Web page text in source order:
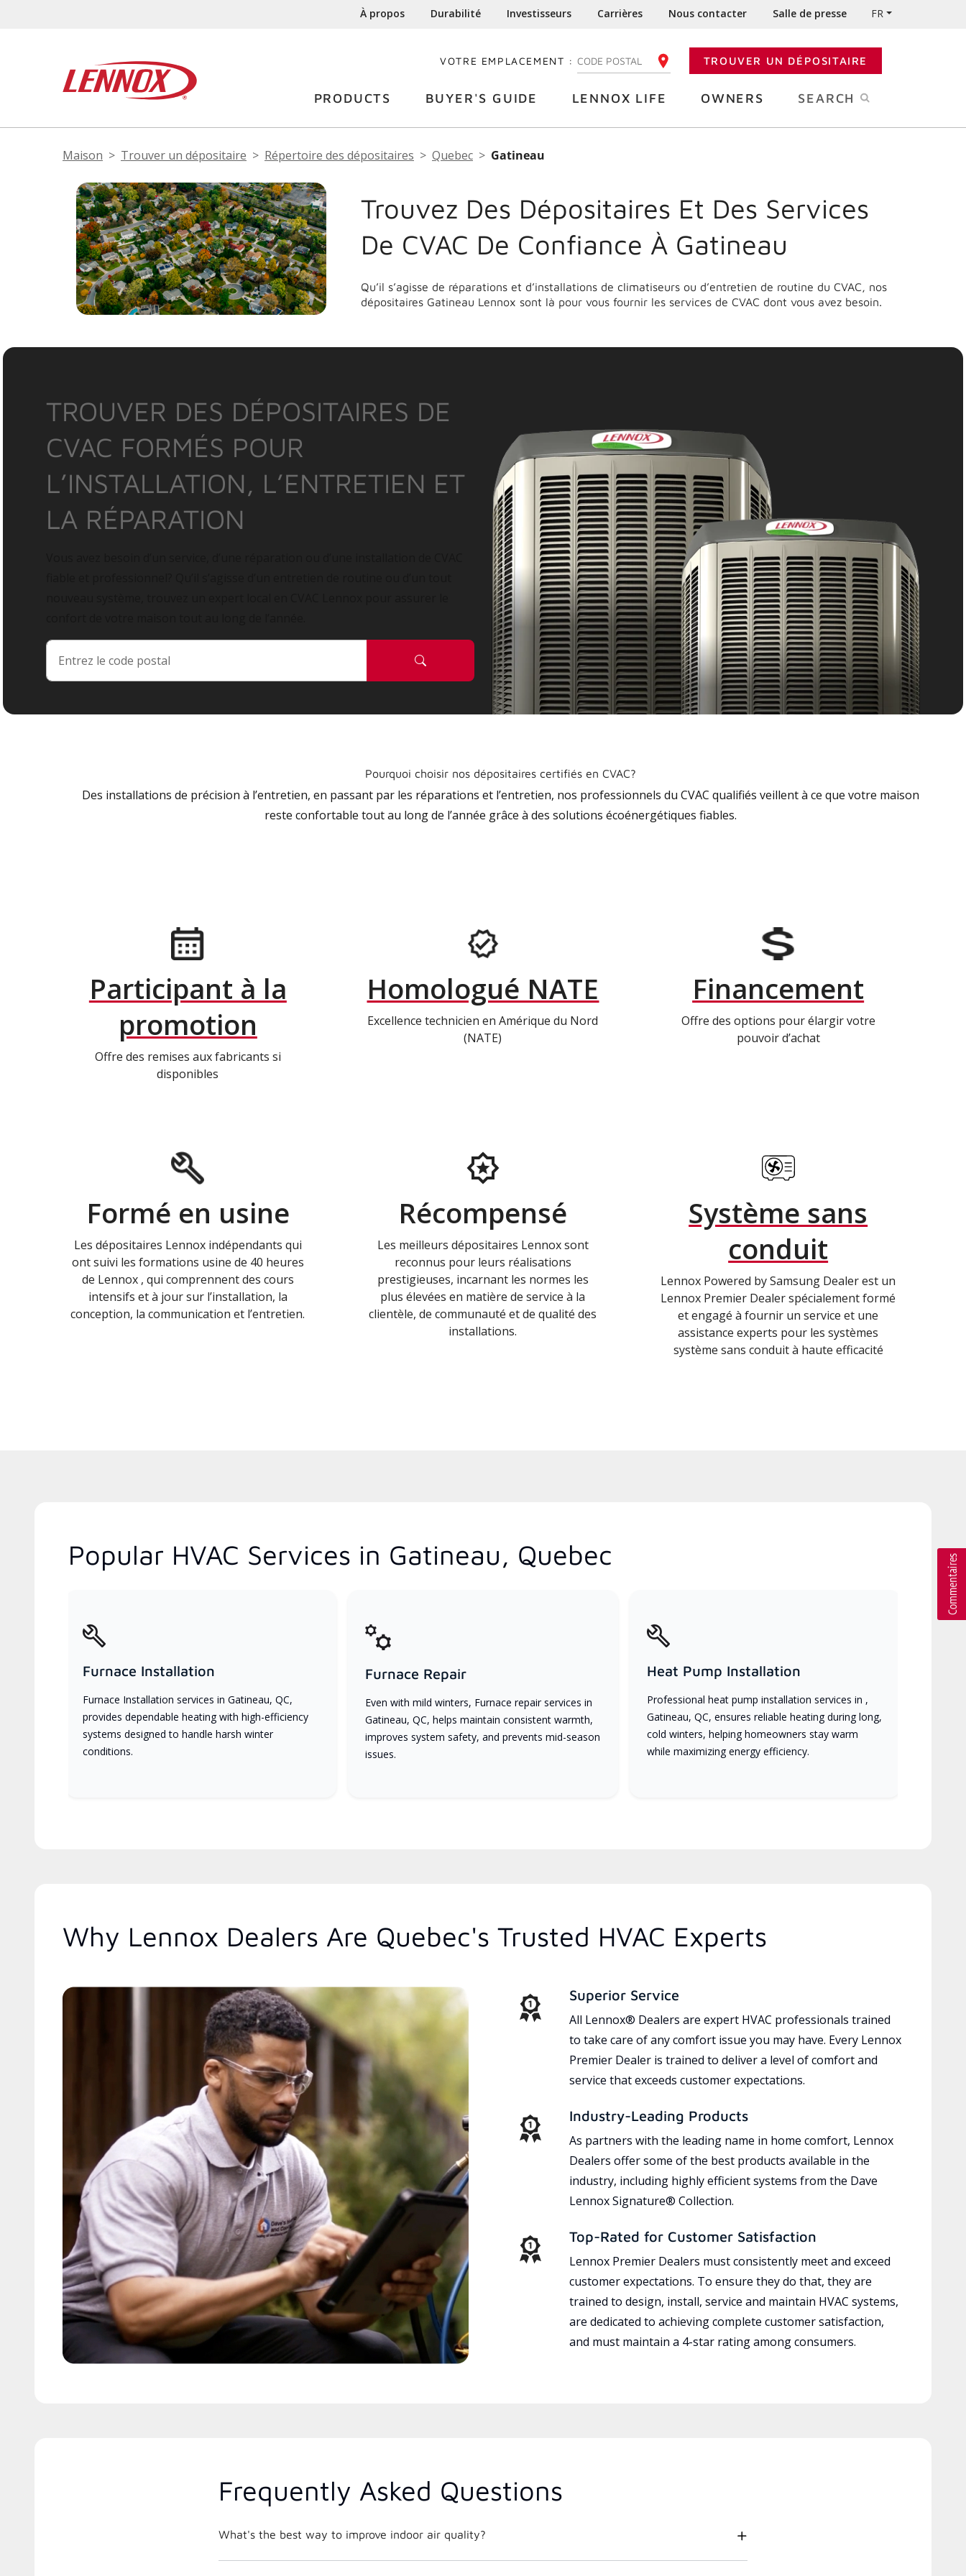
À propos Durabilité Investisseurs Carrières Nous contacter Salle de presse FR
VOTRE EMPLACEMENT : ENTREZ VOTRE CODE POSTALTROUVER UN DÉPOSITAIRE
PRODUCTS BUYER'S GUIDE LENNOX LIFE OWNERS SEARCH
Maison Trouver un dépositaire Répertoire des dépositaires Quebec Gatineau
Trouvez Des Dépositaires Et Des Services
De CVAC De Confiance À Gatineau
Qu’il s’agisse de réparations et d’installations de climatiseurs ou d’entretien de routine du CVAC, nos
dépositaires Gatineau Lennox sont là pour vous fournir les services de CVAC dont vous avez besoin.
TROUVER DES DÉPOSITAIRES DE
CVAC FORMÉS POUR
L’INSTALLATION, L’ENTRETIEN ET
LA RÉPARATION
Pourquoi choisir nos dépositaires certifiés en CVAC?
Des installations de précision à l’entretien, en passant par les réparations et l’entretien, nos professionnels du CVAC qualifiés veillent à ce que votre maison
reste confortable tout au long de l’année grâce à des solutions écoénergétiques fiables.
Participant à la
promotion
Offre des remises aux fabricants si
disponibles
Homologué NATE
Excellence technicien en Amérique du Nord
(NATE)
Financement
Offre des options pour élargir votre
pouvoir d’achat
Formé en usine
Les dépositaires Lennox indépendants qui
ont suivi les formations usine de 40 heures
de Lennox , qui comprennent des cours
intensifs et à jour sur l’installation, la
conception, la communication et l’entretien.
Récompensé
Les meilleurs dépositaires Lennox sont
reconnus pour leurs réalisations
prestigieuses, incarnant les normes les
plus élevées en matière de service à la
clientèle, de communauté et de qualité des
installations.
Système sans
conduit
Lennox Powered by Samsung Dealer est un
Lennox Premier Dealer spécialement formé
et engagé à fournir un service et une
assistance experts pour les systèmes
système sans conduit à haute efficacité
Popular HVAC Services in Gatineau, Quebec
Furnace Installation
Furnace Installation services in Gatineau, QC,
provides dependable heating with high-efficiency
systems designed to handle harsh winter
conditions.
Furnace Repair
Even with mild winters, Furnace repair services in
Gatineau, QC, helps maintain consistent warmth,
improves system safety, and prevents mid-season
issues.
Heat Pump Installation
Professional heat pump installation services in ,
Gatineau, QC, ensures reliable heating during long,
cold winters, helping homeowners stay warm
while maximizing energy efficiency.
Why Lennox Dealers Are Quebec's Trusted HVAC Experts
Superior Service
All Lennox® Dealers are expert HVAC professionals trained
to take care of any comfort issue you may have. Every Lennox
Premier Dealer is trained to deliver a level of comfort and
service that exceeds customer expectations.
Industry-Leading Products
As partners with the leading name in home comfort, Lennox
Dealers offer some of the best products available in the
industry, including highly efficient systems from the Dave
Lennox Signature® Collection.
Top-Rated for Customer Satisfaction
Lennox Premier Dealers must consistently meet and exceed
customer expectations. To ensure they do that, they are
trained to design, install, service and maintain HVAC systems,
are dedicated to achieving complete customer satisfaction,
and must maintain a 4-star rating among consumers.
Frequently Asked Questions
What's the best way to improve indoor air quality?